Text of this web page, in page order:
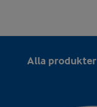
Alla produkter